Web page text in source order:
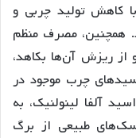
خارش و التهاب پوست می‌شود. CBD با کاهش تولید چربی و
همچنین، مصرف منظم
از ریزش آن‌ها بکاهد،
چرب موجود در
آلفا لینولنیک، به
طبیعی از برگ